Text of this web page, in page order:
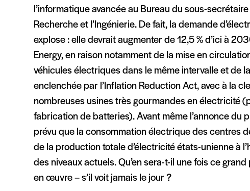
l’informatique avancée au Bureau du sous-
Recherche et l’Ingénierie. De fait, la demande
explose : elle devrait augmenter de 12,5 % d’ici à
Energy, en raison notamment de la mise en
véhicules électriques dans le même intervalle et de
enclenchée par l’Inflation Reduction Act, avec à la
nombreuses usines très gourmandes en électricité
fabrication de batteries). Avant même l’annonce du
prévu que la consommation électrique des centres
de la production totale d’électricité états-unienne à
des niveaux actuels. Qu’en sera-t-il une fois ce
en œuvre – s’il voit jamais le jour ?